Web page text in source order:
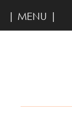
| MENU |